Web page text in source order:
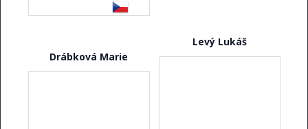
Drábková Marie
Levý Lukáš